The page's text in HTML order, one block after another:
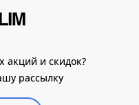
акций и скидок?
рассылку